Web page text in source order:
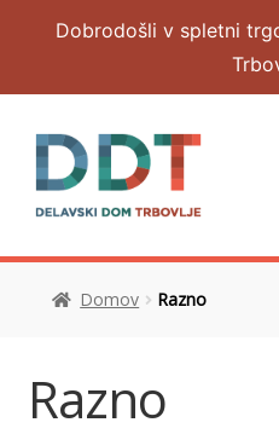
Dobrodošli v spletni
DOMOV
OBLAČILA
Domov Razno
Razno